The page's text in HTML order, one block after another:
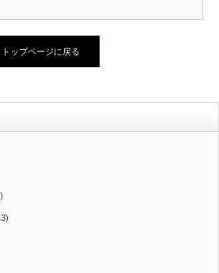
トップページに戻る